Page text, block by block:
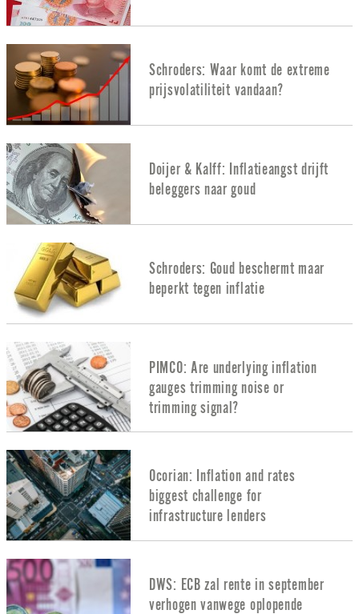
Schroders: Waar komt de extreme
prijsvolatiliteit vandaan?
Doijer & Kalff: Inflatieangst drijft
beleggers naar goud
Schroders: Goud beschermt maar
beperkt tegen inflatie
PIMCO: Are underlying inflation
gauges trimming noise or
trimming signal?
Ocorian: Inflation and rates
biggest challenge for
infrastructure lenders
DWS: ECB zal rente in september
verhogen vanwege oplopende